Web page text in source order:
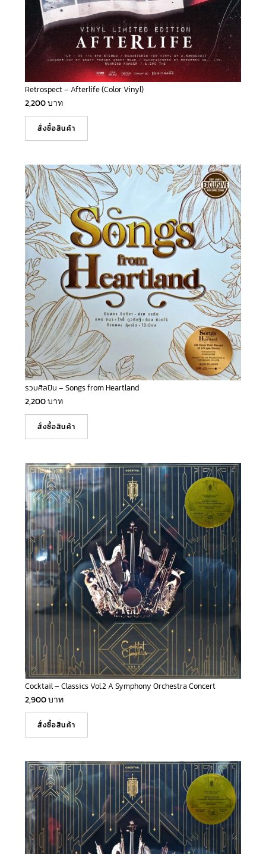
Retrospect – Afterlife (Color Vinyl)
2,200บาท
สั่งซื้อสินค้า
รวมศิลปิน – Songs from Heartland
2,200บาท
สั่งซื้อสินค้า
Cocktail – Classics Vol.2 A Symphony Orchestra Concert
2,900บาท
สั่งซื้อสินค้า